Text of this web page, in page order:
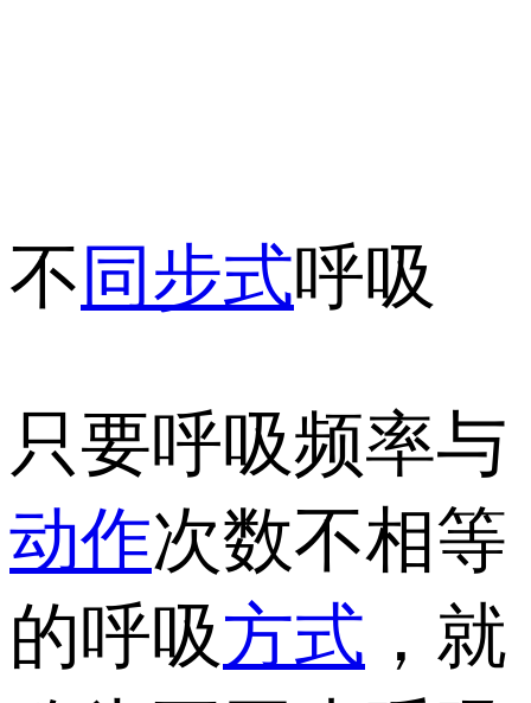
不 同步式呼吸
只要呼吸频率与
动作次数不相等
的呼吸方式 ，就